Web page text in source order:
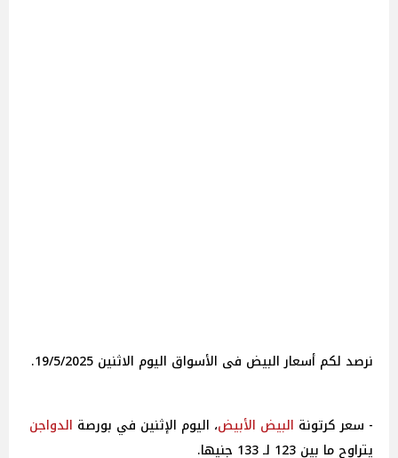
نرصد لكم أسعار البيض فى الأسواق اليوم الاثنين 19/5/2025.
- سعر كرتونة البيض الأبيض، اليوم الإثنين في بورصة الدواجن
يتراوح ما بين 123 لـ 133 جنيها.